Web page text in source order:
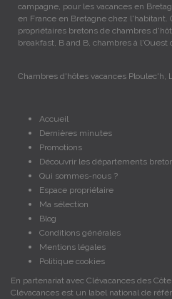
campagne, pour les vacances en
en France en Bretagne chez
propriétaires bretons de chambres
breakfast, B and B, chambres à l'Ouest
Chambres d'hôtes vacances Ploulec'h,
Accueil
Dernières minutes
Promotions
Découvrir les départements
Qui sommes-nous ?
Espace propriétaire
Ma sélection
Blog
Conditions générales
Mentions légales
Politique cookies
En partenariat avec Clévacances des
Clévacances est un label national de